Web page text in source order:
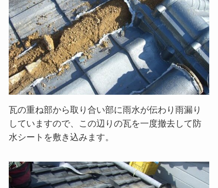
瓦の重ね部から取り合い部に雨水が伝わり雨漏り
していますので、この辺りの瓦を一度撤去して防
水シートを敷き込みます。